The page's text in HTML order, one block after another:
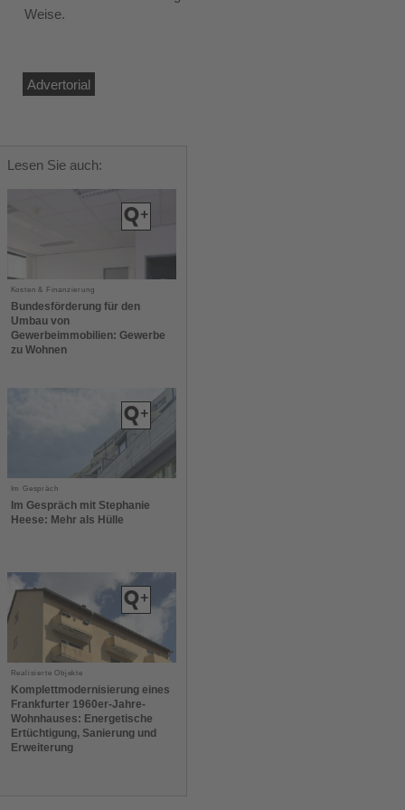
Weise.
Advertorial
Lesen Sie auch:
Kosten & Finanzierung
Bundesförderung für den
Umbau von
Gewerbeimmobilien: Gewerbe
zu Wohnen
Im Gespräch
Im Gespräch mit Stephanie
Heese: Mehr als Hülle
Realisierte Objekte
Komplettmodernisierung eines
Frankfurter 1960er-Jahre-
Wohnhauses: Energetische
Ertüchtigung, Sanierung und
Erweiterung